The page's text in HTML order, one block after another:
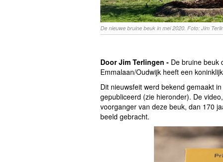
De nieuwe bruine beuk in mei 2020. Foto: Jim
Door Jim Terlingen - De bruine beuk
Emmalaan/Oudwijk heeft een
Dit nieuwsfeit werd bekend gemaakt
gepubliceerd (zie hieronder). De
voorganger van deze beuk, dan 170
beeld gebracht.